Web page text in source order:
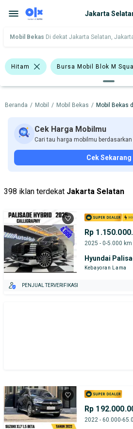
Jakarta
Mobil Bekas Di dekat Jakarta Selatan, Jakarta
Hitam Bursa Mobil Blok M
Bursa Mobil Kelapa Gading
Bursa Mobil Bintaro
Bursa Gading Auto Center
Bursa Mobil Bekas Giant (BMB)
Hyundai Suzuki Toyota
Harga Merek Dan Model
Tipe Bodi Tipe Membership
Beranda / Mobil / Mobil Bekas / Mobil Bekas
Cek Harga Mobilmu
Cari tau harga mobilmu berdasarkan
Cek Sekarang
398 iklan terdekat Jakarta Selatan
2025 - 0-5.000 km
Hyundai
Kebayoran Lama
PENJUAL TERVERIFIKASI
Rp
2022 - 60.000-